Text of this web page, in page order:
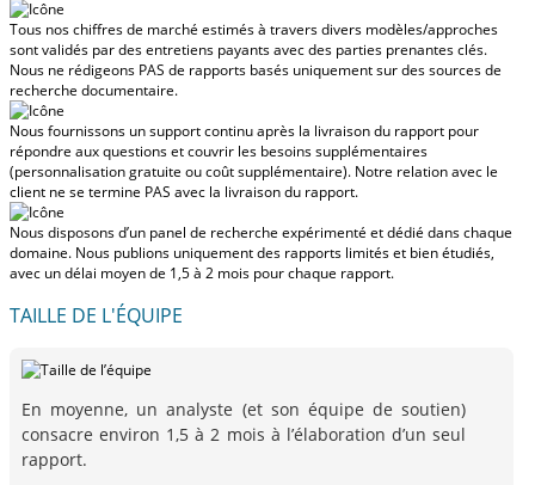
Tous nos chiffres de marché estimés à travers divers modèles/approches
sont validés par des entretiens payants avec des parties prenantes clés.
Nous ne rédigeons PAS de rapports basés uniquement sur des sources de
recherche documentaire.
Nous fournissons un support continu après la livraison du rapport pour
répondre aux questions et couvrir les besoins supplémentaires
(personnalisation gratuite ou coût supplémentaire). Notre relation avec le
client ne se termine PAS avec la livraison du rapport.
Nous disposons d’un panel de recherche expérimenté et dédié dans chaque
domaine. Nous publions uniquement des rapports limités et bien étudiés,
avec un délai moyen de 1,5 à 2 mois pour chaque rapport.
TAILLE DE L'ÉQUIPE
En moyenne, un analyste (et son équipe de soutien)
consacre environ 1,5 à 2 mois à l’élaboration d’un seul
rapport.